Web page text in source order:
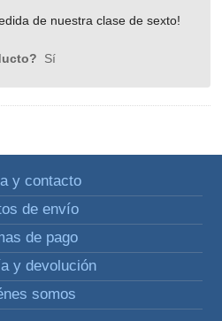
de nuestra clase de sexto!
Sí
y contacto
de envío
de pago
y devolución
somos